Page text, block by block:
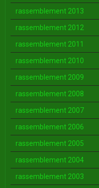
rassemblement 2013
rassemblement 2012
rassemblement 2011
rassemblement 2010
rassemblement 2009
rassemblement 2008
rassemblement 2007
rassemblement 2006
rassemblement 2005
rassemblement 2004
rassemblement 2003